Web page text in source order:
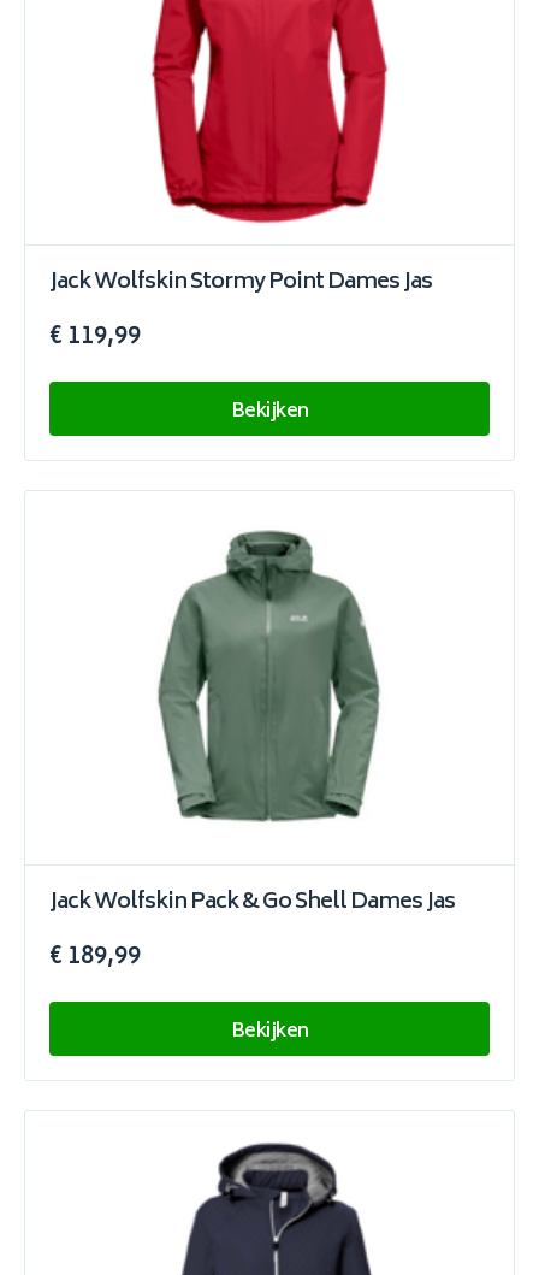
Jack Wolfskin Stormy Point Dames Jas
€ 119,99
Bekijken
Jack Wolfskin Pack & Go Shell Dames Jas
€ 189,99
Bekijken